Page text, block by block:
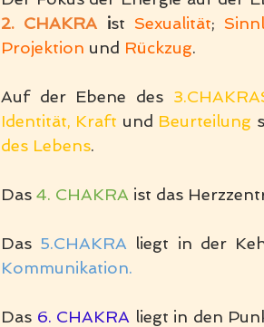
2. CHAKRA ist Sexualität;
Projektion und Rückzug.
Auf der Ebene des
Identität, Kraft und Beurteilung
des Lebens.
Das 4. CHAKRA ist das
Das 5.CHAKRA liegt in der
Kommunikation.
Das 6. CHAKRA liegt in den